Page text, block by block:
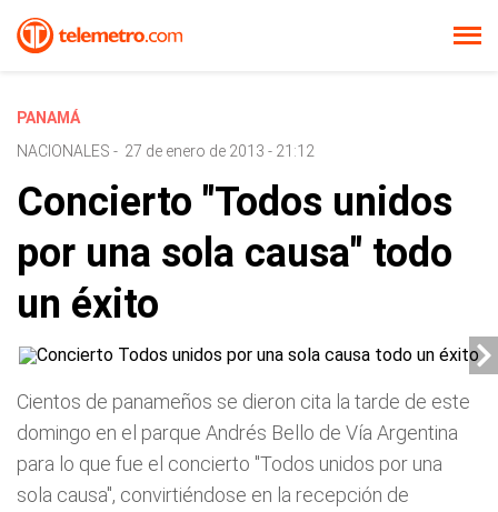
PANAMÁ
NACIONALES - 27 de enero de 2013 - 21:12
Concierto "Todos unidos
por una sola causa" todo
un éxito
Cientos de panameños se dieron cita la tarde de este
domingo en el parque Andrés Bello de Vía Argentina
para lo que fue el concierto "Todos unidos por una
sola causa", convirtiéndose en la recepción de